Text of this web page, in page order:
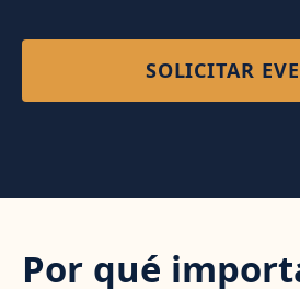
SOLICITAR
Por qué